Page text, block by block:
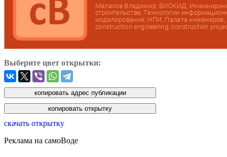
Выберите цвет открытки:
скачать открытку
Реклама на самоВоде